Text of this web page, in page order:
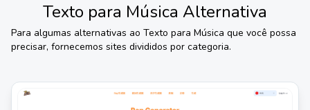
Texto para Música Alternativa
Para algumas alternativas ao Texto para Música que você possa
precisar, fornecemos sites divididos por categoria.